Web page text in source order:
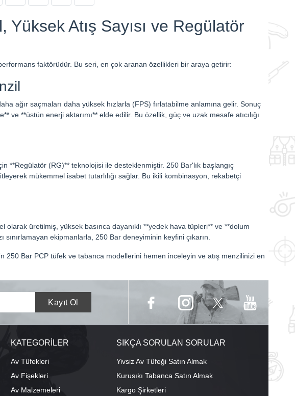
Atış Sayısı ve Regülatör
faktörüdür. Bu seri, en çok aranan özellikleri bir araya getirir:
ağır saçmaları daha yüksek hızlarla (FPS) fırlatabilme anlamına gelir. Sonuç
**üstün enerji aktarımı** elde edilir. Bu özellik, güç ve uzak mesafe atıcılığı
**Regülatör (RG)** teknolojisi ile desteklenmiştir. 250 Bar'lık başlangıç
mükemmel isabet tutarlılığı sağlar. Bu ikili kombinasyon, rekabetçi
üretilmiş, yüksek basınca dayanıklı **yedek hava tüpleri** ve **dolum
ekipmanlarla, 250 Bar deneyiminin keyfini çıkarın.
250 Bar PCP tüfek ve tabanca modellerini hemen inceleyin ve atış menzilinizi en
KATEGORİLER
Av Tüfekleri
Av Fişekleri
Av Malzemeleri
SIKÇA SORULAN SORULAR
Yivsiz Av Tüfeği Satın Almak
Kurusıkı Tabanca Satın Almak
Kargo Şirketleri